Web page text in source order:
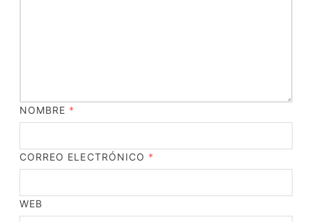
NOMBRE *
CORREO ELECTRÓNICO *
WEB